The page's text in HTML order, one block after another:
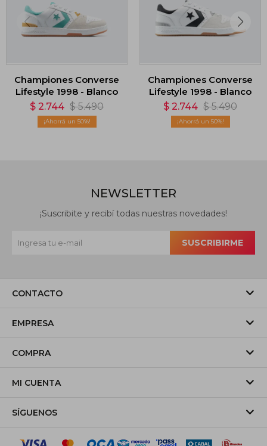
Championes Converse
Lifestyle 1998 - Blanco
$ 2.744 $ 5.490
50
Championes Converse
Lifestyle 1998 - Blanco
$ 2.744 $ 5.490
50
CONTACTO
EMPRESA
COMPRA
MI CUENTA
SÍGUENOS
NEWSLETTER
¡Suscribite y recibí todas nuestras novedades!
SUSCRIBIRME